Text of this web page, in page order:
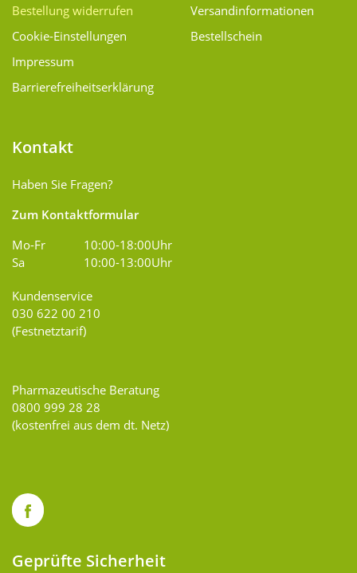
Bestellung widerrufen
Cookie-Einstellungen
Impressum
Barrierefreiheitserklärung
Versand­informationen
Bestellschein
Kontakt
Haben Sie Fragen?
Zum Kontaktformular
Mo-Fr
10:00-18:00Uhr
Sa
10:00-13:00Uhr
Kundenservice
030 622 00 210
(Festnetztarif)
Pharmazeutische Beratung
0800 999 28 28
(kostenfrei aus dem dt. Netz)
Geprüfte Sicherheit